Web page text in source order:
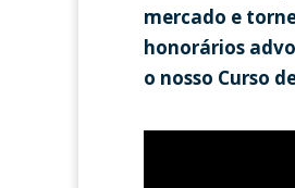
mercado e
honorários
o nosso Curso